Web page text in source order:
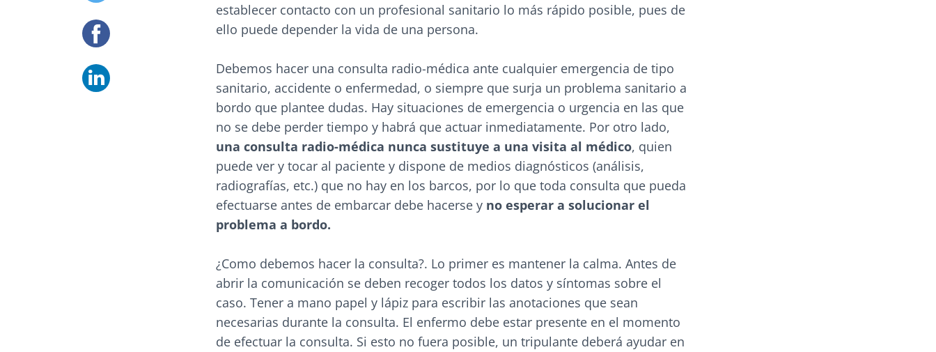
establecer contacto con un profesional sanitario lo más rápido posible, pues de
ello puede depender la vida de una persona.
Debemos hacer una consulta radio-médica ante cualquier emergencia de tipo
sanitario, accidente o enfermedad, o siempre que surja un problema sanitario a
bordo que plantee dudas. Hay situaciones de emergencia o urgencia en las que
no se debe perder tiempo y habrá que actuar inmediatamente. Por otro lado,
una consulta radio-médica nunca sustituye a una visita al médico, quien
puede ver y tocar al paciente y dispone de medios diagnósticos (análisis,
radiografías, etc.) que no hay en los barcos, por lo que toda consulta que pueda
efectuarse antes de embarcar debe hacerse y no esperar a solucionar el
problema a bordo.
¿Como debemos hacer la consulta?. Lo primer es mantener la calma. Antes de
abrir la comunicación se deben recoger todos los datos y síntomas sobre el
caso. Tener a mano papel y lápiz para escribir las anotaciones que sean
necesarias durante la consulta. El enfermo debe estar presente en el momento
de efectuar la consulta. Si esto no fuera posible, un tripulante deberá ayudar en